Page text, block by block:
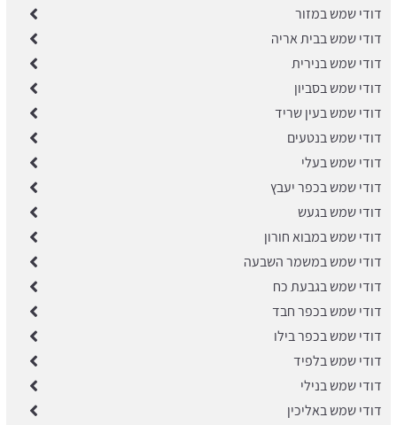
דודי שמש במזור
דודי שמש בבית אריה
דודי שמש בנירית
דודי שמש בסביון
דודי שמש בעין שריד
דודי שמש בנטעים
דודי שמש בעלי
דודי שמש בכפר יעבץ
דודי שמש בגעש
דודי שמש במבוא חורון
דודי שמש במשמר השבעה
דודי שמש בגבעת כח
דודי שמש בכפר חבד
דודי שמש בכפר בילו
דודי שמש בלפיד
דודי שמש בנילי
דודי שמש באליכין